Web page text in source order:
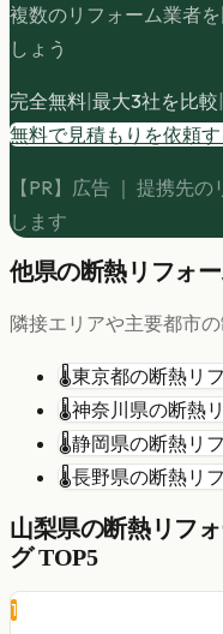
複数のリフォーム業者
しょう
完全無料|最大3社を比較|
無料で見積もりを依頼
【PR】広告 ｜ 提携先
します
他県の断熱リフォ
隣接エリアや主要都市
🌡️東京都の断熱リ
🌡️神奈川県の断熱
🌡️静岡県の断熱リ
🌡️長野県の断熱リ
山梨県の断熱リフ
グ TOP5
1